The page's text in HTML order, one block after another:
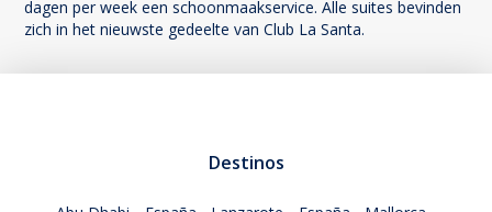
dagen per week een schoonmaakservice. Alle suites bevinden
zich in het nieuwste gedeelte van Club La Santa.
Destinos